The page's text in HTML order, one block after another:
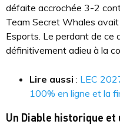
défaite accrochée 3-2
Team Secret Whales
Esports. Le perdant de ce
définitivement adieu à la
Lire aussi : LEC
100% en ligne et la
Un Diable historique